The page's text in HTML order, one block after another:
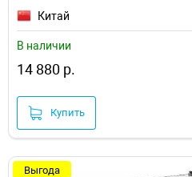
Китай
В наличии
14 880 р.
Купить
Выгода